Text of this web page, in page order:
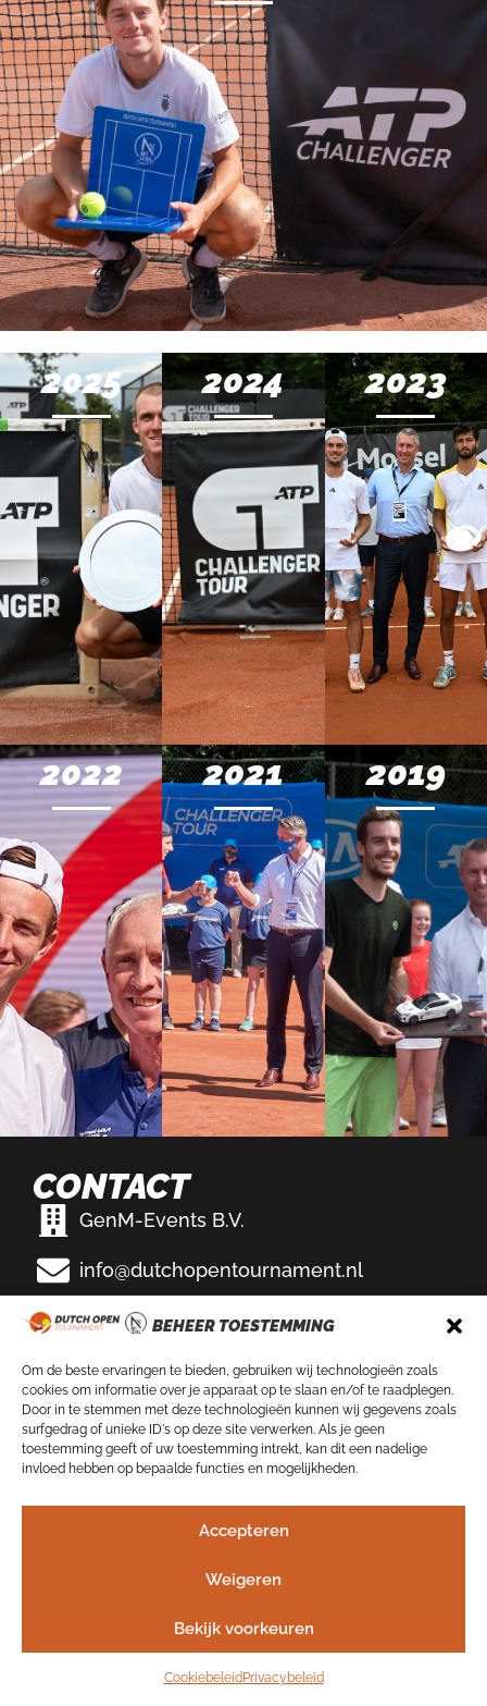
BEHEER TOESTEMMING
Om de beste ervaringen te bieden, gebruiken wij technologieën zoals
cookies om informatie over je apparaat op te slaan en/of te raadplegen.
Door in te stemmen met deze technologieën kunnen wij gegevens zoals
surfgedrag of unieke ID's op deze site verwerken. Als je geen
toestemming geeft of uw toestemming intrekt, kan dit een nadelige
invloed hebben op bepaalde functies en mogelijkheden.
Accepteren
Weigeren
Bekijk voorkeuren
CookiebeleidPrivacybeleid
2025 2024 2023
2022 2021 2019
CONTACT
GenM-Events B.V.
info@dutchopentournament.nl
Eemslag Tennis & Padel
Bikkersweg 100
3752 WV Bunschoten-Spakenburg
VOLG ONS OP
NIEUWSBRIEF
Privacybeleid–Gebruikersvoorwaarden